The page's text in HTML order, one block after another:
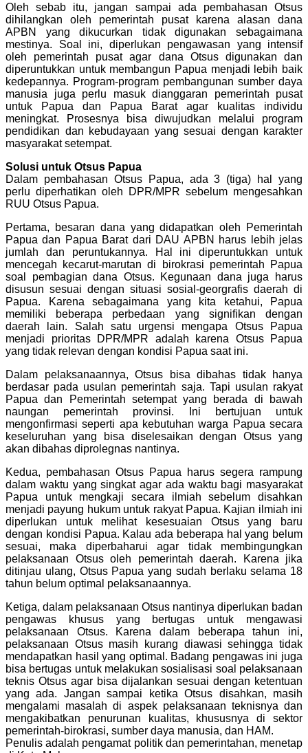
Oleh sebab itu, jangan sampai ada pembahasan Otsus
dihilangkan oleh pemerintah pusat karena alasan dana
APBN yang dikucurkan tidak digunakan sebagaimana
mestinya. Soal ini, diperlukan pengawasan yang intensif
oleh pemerintah pusat agar dana Otsus digunakan dan
diperuntukkan untuk membangun Papua menjadi lebih baik
kedepannya. Program-program pembangunan sumber daya
manusia juga perlu masuk dianggaran pemerintah pusat
untuk Papua dan Papua Barat agar kualitas individu
meningkat. Prosesnya bisa diwujudkan melalui program
pendidikan dan kebudayaan yang sesuai dengan karakter
masyarakat setempat.
Solusi untuk Otsus Papua
Dalam pembahasan Otsus Papua, ada 3 (tiga) hal yang
perlu diperhatikan oleh DPR/MPR sebelum mengesahkan
RUU Otsus Papua.
Pertama, besaran dana yang didapatkan oleh Pemerintah
Papua dan Papua Barat dari DAU APBN harus lebih jelas
jumlah dan peruntukannya. Hal ini diperuntukkan untuk
mencegah kecarut-marutan di birokrasi pemerintah Papua
soal pembagian dana Otsus. Kegunaan dana juga harus
disusun sesuai dengan situasi sosial-georgrafis daerah di
Papua. Karena sebagaimana yang kita ketahui, Papua
memiliki beberapa perbedaan yang signifikan dengan
daerah lain. Salah satu urgensi mengapa Otsus Papua
menjadi prioritas DPR/MPR adalah karena Otsus Papua
yang tidak relevan dengan kondisi Papua saat ini.
Dalam pelaksanaannya, Otsus bisa dibahas tidak hanya
berdasar pada usulan pemerintah saja. Tapi usulan rakyat
Papua dan Pemerintah setempat yang berada di bawah
naungan pemerintah provinsi. Ini bertujuan untuk
mengonfirmasi seperti apa kebutuhan warga Papua secara
keseluruhan yang bisa diselesaikan dengan Otsus yang
akan dibahas diprolegnas nantinya.
Kedua, pembahasan Otsus Papua harus segera rampung
dalam waktu yang singkat agar ada waktu bagi masyarakat
Papua untuk mengkaji secara ilmiah sebelum disahkan
menjadi payung hukum untuk rakyat Papua. Kajian ilmiah ini
diperlukan untuk melihat kesesuaian Otsus yang baru
dengan kondisi Papua. Kalau ada beberapa hal yang belum
sesuai, maka diperbaharui agar tidak membingungkan
pelaksanaan Otsus oleh pemerintah daerah. Karena jika
ditinjau ulang, Otsus Papua yang sudah berlaku selama 18
tahun belum optimal pelaksanaannya.
Ketiga, dalam pelaksanaan Otsus nantinya diperlukan badan
pengawas khusus yang bertugas untuk mengawasi
pelaksanaan Otsus. Karena dalam beberapa tahun ini,
pelaksanaan Otsus masih kurang diawasi sehingga tidak
mendapatkan hasil yang optimal. Badang pengawas ini juga
bisa bertugas untuk melakukan sosialisasi soal pelaksanaan
teknis Otsus agar bisa dijalankan sesuai dengan ketentuan
yang ada. Jangan sampai ketika Otsus disahkan, masih
mengalami masalah di aspek pelaksanaan teknisnya dan
mengakibatkan penurunan kualitas, khususnya di sektor
pemerintah-birokrasi, sumber daya manusia, dan HAM.
Penulis adalah pengamat politik dan pemerintahan, menetap